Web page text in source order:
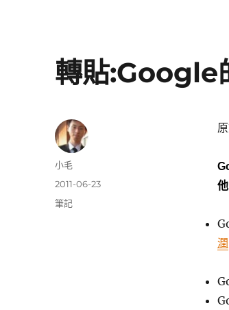
轉貼:Google
潤
作
小毛
發
佈
2011-06-23
分
筆記